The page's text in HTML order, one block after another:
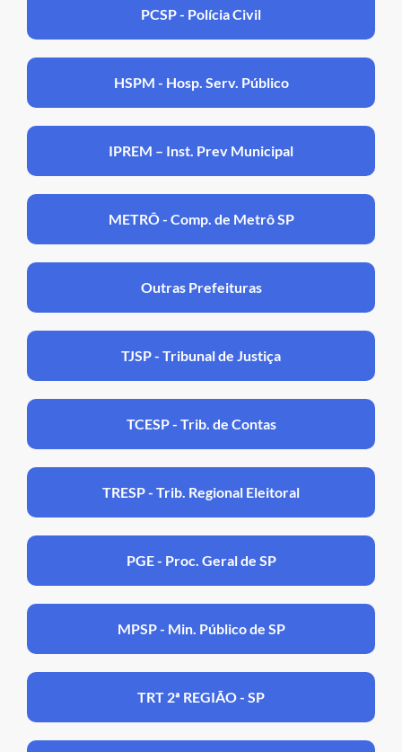
PCSP - Polícia Civil
HSPM - Hosp. Serv. Público
IPREM – Inst. Prev Municipal
METRÔ - Comp. de Metrô SP
Outras Prefeituras
TJSP - Tribunal de Justiça
TCESP - Trib. de Contas
TRESP - Trib. Regional Eleitoral
PGE - Proc. Geral de SP
MPSP - Min. Público de SP
TRT 2ª REGIÃO - SP